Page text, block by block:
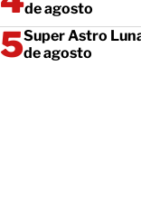
de agosto
Super Astro
de agosto